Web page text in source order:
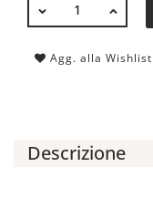
Agg. alla Wishlist
Descrizione